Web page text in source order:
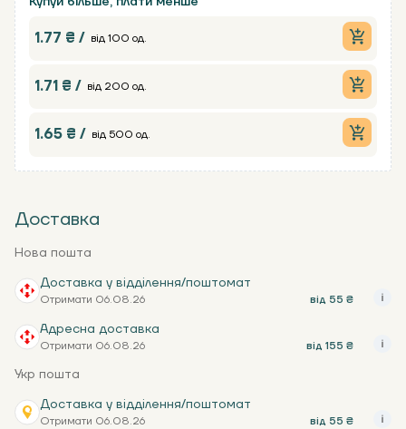
1.77 ₴ / від 100 од.
1.71 ₴ / від 200 од.
1.65 ₴ / від 500 од.
Доставка
Нова пошта
Доставка у відділення/поштомат
Отримати 06.08.26 від 55 ₴
Адресна доставка
Отримати 06.08.26 від 155 ₴
Укр пошта
Доставка у відділення/поштомат
Отримати 06.08.26 від 55 ₴